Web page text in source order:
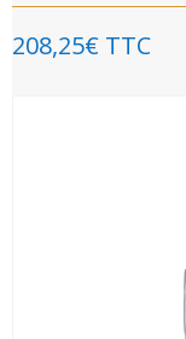
208,25€ TTC